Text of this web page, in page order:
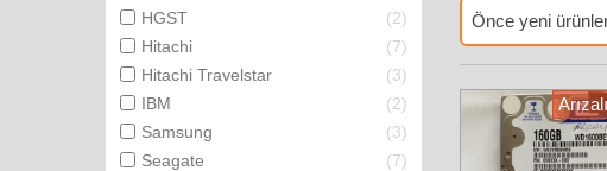
HGST
2
Hitachi
7
Hitachi Travelstar
3
IBM
2
Samsung
3
Seagate
7
Önce yeni